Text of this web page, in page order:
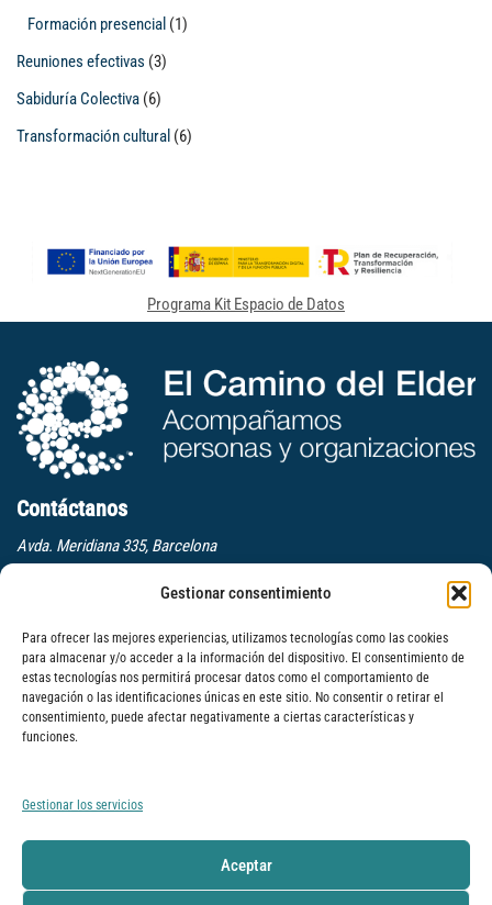
Gestionar consentimiento
Para ofrecer las mejores experiencias, utilizamos tecnologías como las cookies
para almacenar y/o acceder a la información del dispositivo. El consentimiento de
estas tecnologías nos permitirá procesar datos como el comportamiento de
navegación o las identificaciones únicas en este sitio. No consentir o retirar el
consentimiento, puede afectar negativamente a ciertas características y
funciones.
Gestionar los servicios
Aceptar
Formación presencial (1)
Reuniones efectivas (3)
Sabiduría Colectiva (6)
Transformación cultural (6)
Programa Kit Espacio de Datos
Contáctanos
Avda. Meridiana 335, Barcelona
info@elcaminodelelder.com
Síguenos
Suscrbete a nuestra newsletter
Dinámica para mejorar la escucha en equipos: Escuchar a tres niveles
Formación para la cultura del feedback
Dinámica para distinguir hechos de interpretaciones: La escalera de las